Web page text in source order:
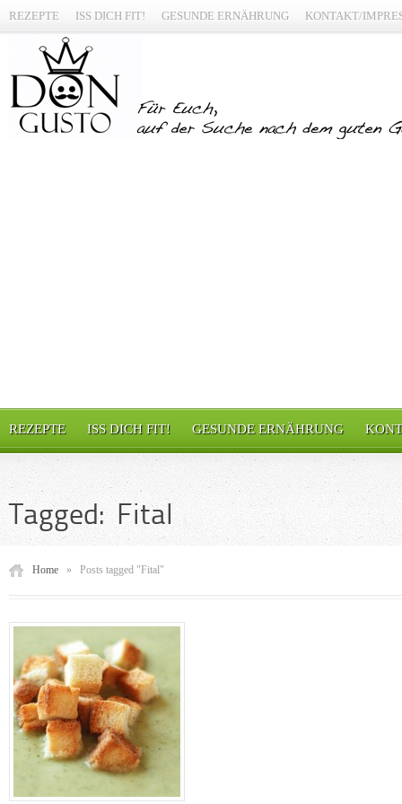
REZEPTE ISS DICH FIT! GESUNDE ERNÄHRUNG KONTAKT/
REZEPTE ISS DICH FIT! GESUNDE ERNÄHRUNG
Tagged: Fital
Home » Posts tagged "Fital"